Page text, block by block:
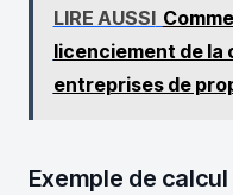
LIRE AUSSI
licenciement de la
entreprises de
Exemple de